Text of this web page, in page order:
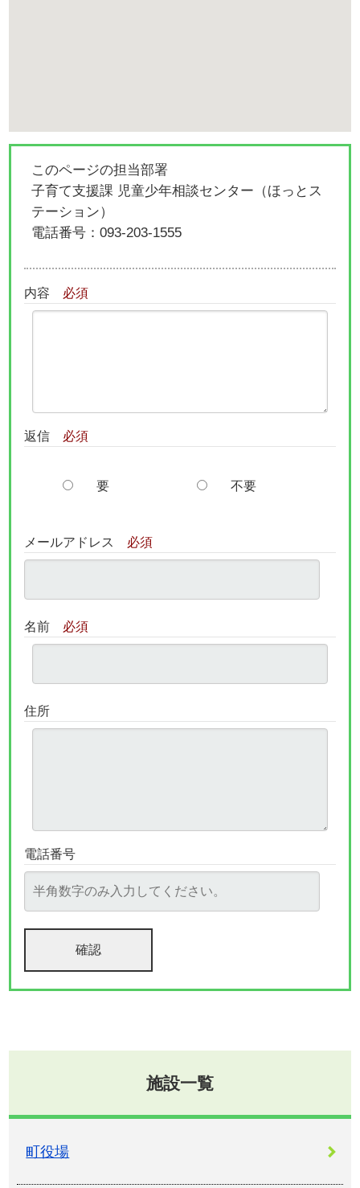
このページの担当部署
子育て支援課 児童少年相談センター（ほっとス
テーション）
電話番号： 093-203-1555
内容 必須
返信 必須
要 不要
メールアドレス 必須
名前 必須
住所
電話番号
施設一覧
町役場